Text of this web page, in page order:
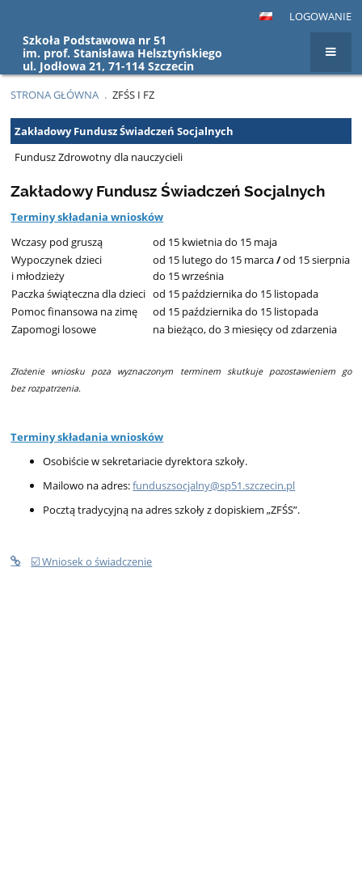
LOGOWANIE
Szkoła Podstawowa nr 51
im. prof. Stanisława Helsztyńskiego
ul. Jodłowa 21, 71-114 Szczecin
STRONA GŁÓWNA . ZFŚS I FZ
ZFŚS
i
Zakładowy Fundusz Świadczeń Socjalnych
Fundusz Zdrowotny dla nauczycieli
Zakładowy Fundusz Świadczeń Socjalnych
Terminy składania wniosków
Wczasy pod gruszą
od 15 kwietnia do 15 maja
Wypoczynek dzieci
i młodzieży
od 15 lutego do 15 marca/od 15 sierpnia
do 15 września
Paczka świąteczna dla dzieci od 15 października do 15 listopada
Pomoc finansowa na zimę
od 15 października do 15 listopada
Zapomogi losowe
na bieżąco, do 3 miesięcy od zdarzenia
Złożenie wniosku poza wyznaczonym terminem skutkuje pozostawieniem go
bez rozpatrzenia.
Terminy składania wniosków
Osobiście w sekretariacie dyrektora szkoły.
Mailowo na adres:funduszsocjalny@sp51.szczecin.pl
Pocztą tradycyjną na adres szkoły z dopiskiem „ZFŚS”.
☑️ Wniosek o świadczenie